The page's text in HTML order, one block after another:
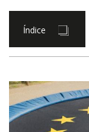
Índice